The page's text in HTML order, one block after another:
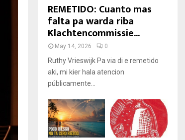
REMETIDO: Cuanto mas
falta pa warda riba
Klachtencommissie...
May 14, 2026 0
Ruthy Vrieswijk Pa via di e remetido
aki, mi kier hala atencion
públicamente...